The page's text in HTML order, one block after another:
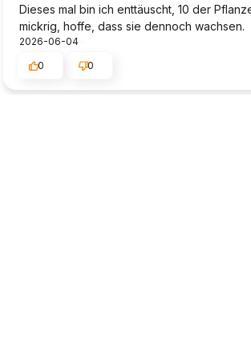
Dieses mal bin ich enttäuscht, 10 der
mickrig, hoffe, dass sie dennoch wachsen.
2026-06-04
0
0